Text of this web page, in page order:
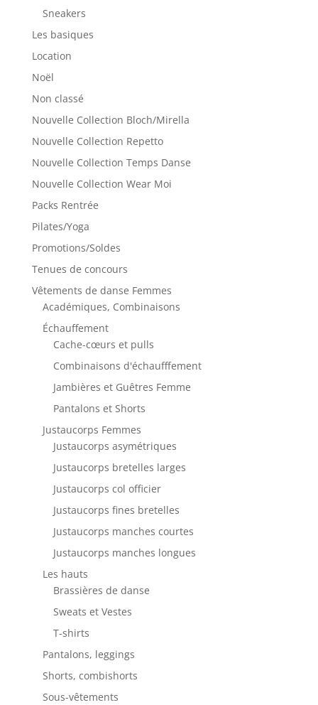
Sneakers
Les basiques
Location
Noël
Non classé
Nouvelle Collection Bloch/Mirella
Nouvelle Collection Repetto
Nouvelle Collection Temps Danse
Nouvelle Collection Wear Moi
Packs Rentrée
Pilates/Yoga
Promotions/Soldes
Tenues de concours
Vêtements de danse Femmes
Académiques, Combinaisons
Échauffement
Cache-cœurs et pulls
Combinaisons d'échaufffement
Jambières et Guêtres Femme
Pantalons et Shorts
Justaucorps Femmes
Justaucorps asymétriques
Justaucorps bretelles larges
Justaucorps col officier
Justaucorps fines bretelles
Justaucorps manches courtes
Justaucorps manches longues
Les hauts
Brassières de danse
Sweats et Vestes
T-shirts
Pantalons, leggings
Shorts, combishorts
Sous-vêtements